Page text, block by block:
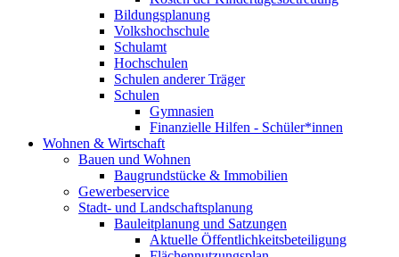
Bildungsplanung
Volkshochschule
Schulamt
Hochschulen
Schulen anderer Träger
Schulen
Gymnasien
Finanzielle Hilfen - Schüler*innen
Wohnen & Wirtschaft
Bauen und Wohnen
Baugrundstücke & Immobilien
Gewerbeservice
Stadt- und Landschaftsplanung
Bauleitplanung und Satzungen
Aktuelle Öffentlichkeitsbeteiligung